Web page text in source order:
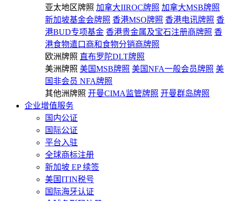
亚太地区牌照 加拿大IIROC牌照 加拿大MSB牌照
新加坡基金会牌照 香港MSO牌照 香港电讯牌照 香
港BUD专项基金 香港贵金属及宝石注册商牌照 香
港食物遣口商和食物分销商牌照
欧洲牌照 直布罗陀DLT牌照
美洲牌照 美国MSB牌照 美国NFA一般会员牌照 美
国非会员 NFA牌照
其他洲牌照 开曼CIMA监管牌照 开曼群岛牌照
企业增值服务
国内公证
国际公证
平台入驻
全球商标注册
新加坡 EP 续签
美国ITIN税号
国际海牙认证